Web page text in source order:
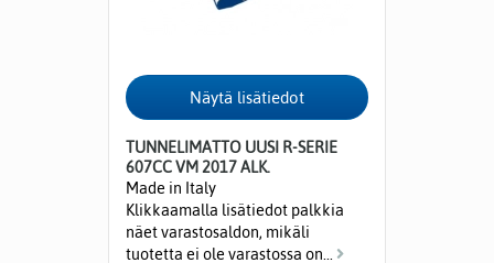
TUNNELIMATTO UUSI R-SERIE
607CC VM 2017 ALK.
Made in Italy
Klikkaamalla lisätiedot palkkia
näet varastosaldon, mikäli
tuotetta ei ole varastossa on...